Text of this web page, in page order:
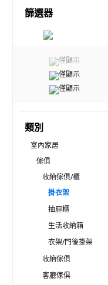
篩選器
僅顯示
僅顯示
僅顯示
類別
室內家居
傢俱
收納傢俱/櫃
掛衣架
抽屜櫃
生活收納箱
衣架/門後掛架
收納傢俱
客廳傢俱